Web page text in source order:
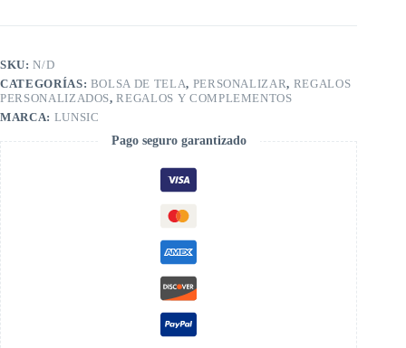
SKU:N/D
CATEGORÍAS: BOLSA DE TELA, PERSONALIZAR, REGALOS
PERSONALIZADOS,REGALOS Y COMPLEMENTOS
MARCA: LUNSIC
Pago seguro garantizado